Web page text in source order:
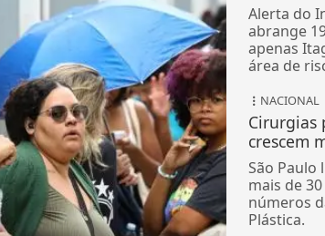
Alerta do
abrange
apenas
área de
NACIONAL
Cirurgias
crescem
São Paulo
mais de
números
Plástica.